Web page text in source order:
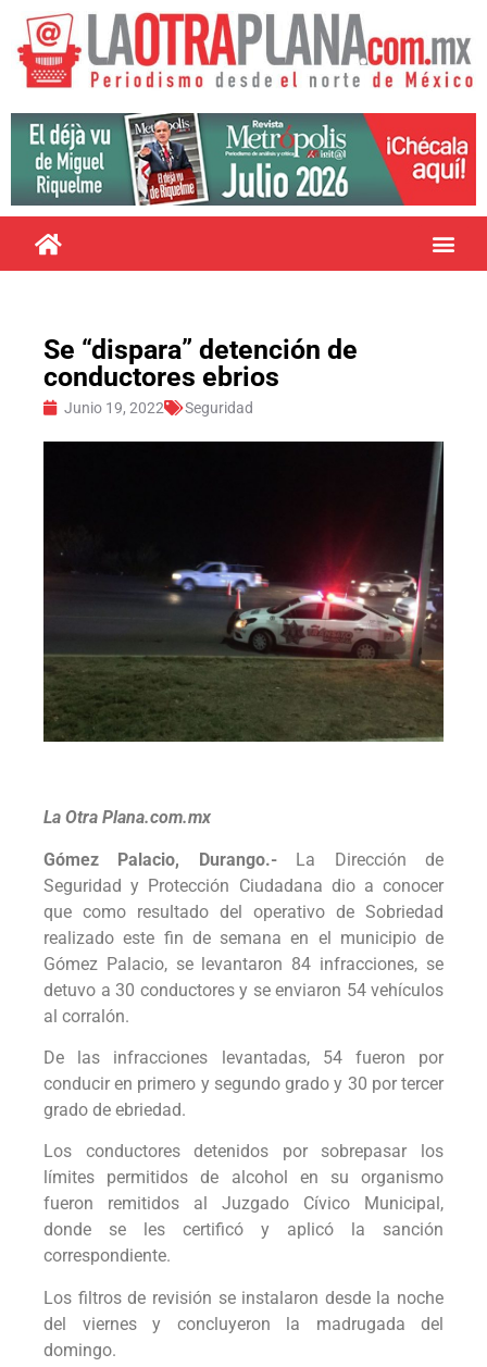
Se “dispara” detención de
conductores ebrios
Junio 19, 2022 Seguridad
La Otra Plana.com.mx
Gómez Palacio, Durango.-La Dirección de
Seguridad y Protección Ciudadana dio a conocer
que como resultado del operativo de Sobriedad
realizado este fin de semana en el municipio de
Gómez Palacio, se levantaron 84 infracciones, se
detuvo a 30 conductores y se enviaron 54 vehículos
al corralón.
De las infracciones levantadas, 54 fueron por
conducir en primero y segundo grado y 30 por tercer
grado de ebriedad.
Los conductores detenidos por sobrepasar los
límites permitidos de alcohol en su organismo
fueron remitidos al Juzgado Cívico Municipal,
donde se les certificó y aplicó la sanción
correspondiente.
Los filtros de revisión se instalaron desde la noche
del viernes y concluyeron la madrugada del
domingo.